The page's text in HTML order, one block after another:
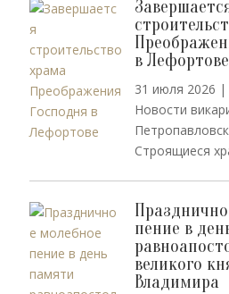
в Лефортове
31 июля 2026 |
Новости
Строящиеся
пение в
великого
Владимира